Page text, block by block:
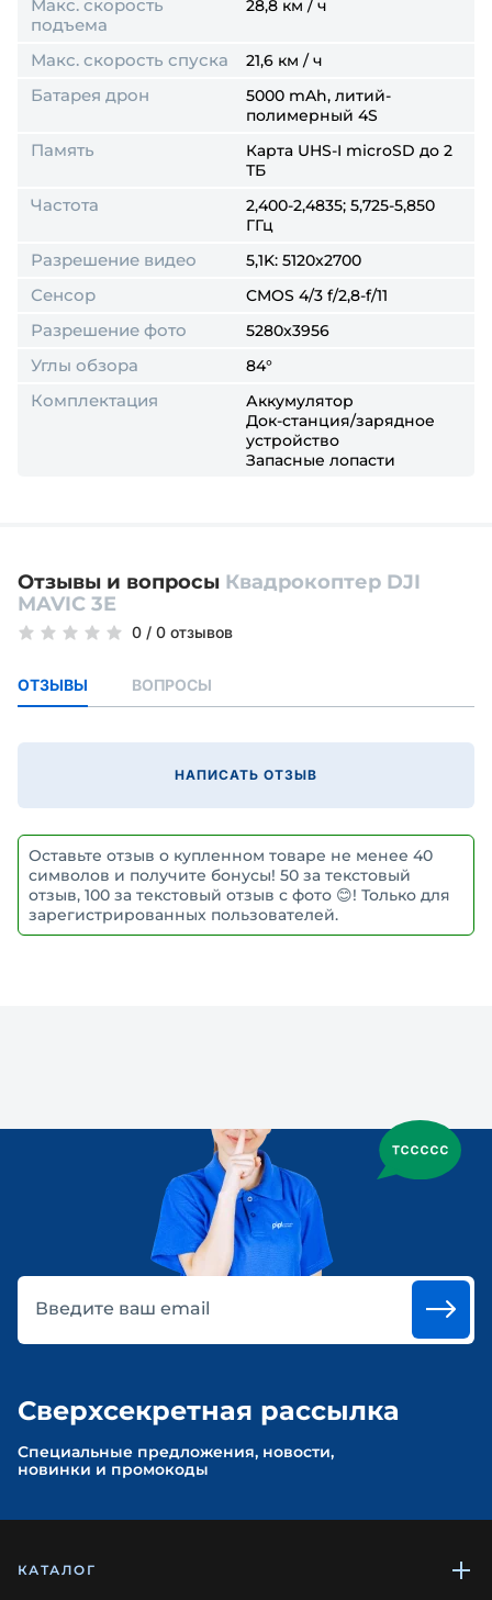
Макс. скорость
подъема
28,8 км / ч
Макс. скорость спуска 21,6 км / ч
Батарея дрон
5000 mAh, литий-
полимерный 4S
Память
Карта UHS-I microSD до 2
ТБ
Частота
2,400-2,4835; 5,725-5,850
ГГц
Разрешение видео 5,1K: 5120x2700
Сенсор CMOS 4/3 f/2,8-f/11
Разрешение фото 5280x3956
Углы обзора 84°
Комплектация
Аккумулятор
Док-станция/зарядное
устройство
Запасные лопасти
Отзывы и вопросы Квадрокоптер DJI
MAVIC 3E
0 / 0 отзывов
ОТЗЫВЫ ВОПРОСЫ
НАПИСАТЬ ОТЗЫВ
Оставьте отзыв о купленном товаре не менее 40
символов и получите бонусы! 50 за текстовый
отзыв, 100 за текстовый отзыв с фото 😊! Только для
зарегистрированных пользователей.
Введите ваш email
Сверхсекретная рассылка
Cпециальные предложения, новости,
новинки и промокоды
КАТАЛОГ